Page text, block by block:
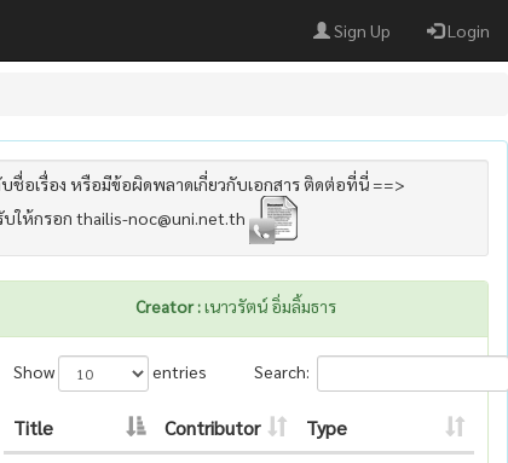
Sign Up Login
บชื่อเรื่อง หรือมีข้อผิดพลาดเกี่ยวกับเอกสาร ติดต่อที่นี่ ==>
บให้กรอก thailis-noc@uni.net.th
Creator :เนาวรัตน์ อิ่มลิ้มธาร
Show entries Search:
Title Contributor
Type